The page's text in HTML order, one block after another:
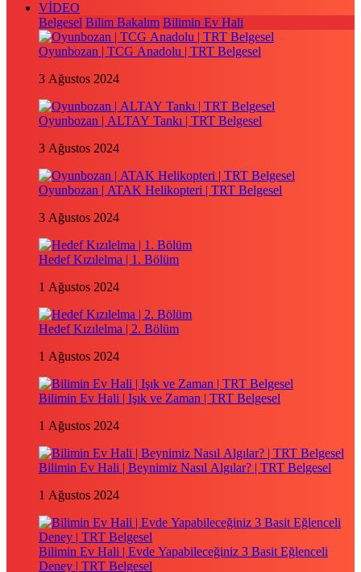
VİDEO
Belgesel Bilim Bakalım Bilimin Ev Hali
Oyunbozan | TCG Anadolu | TRT Belgesel
3 Ağustos 2024
Oyunbozan | ALTAY Tankı | TRT Belgesel
3 Ağustos 2024
Oyunbozan | ATAK Helikopteri | TRT Belgesel
3 Ağustos 2024
Hedef Kızılelma | 1. Bölüm
1 Ağustos 2024
Hedef Kızılelma | 2. Bölüm
1 Ağustos 2024
Bilimin Ev Hali | Işık ve Zaman | TRT Belgesel
1 Ağustos 2024
Bilimin Ev Hali | Beynimiz Nasıl Algılar? | TRT Belgesel
1 Ağustos 2024
Bilimin Ev Hali | Evde Yapabileceğiniz 3 Basit Eğlenceli
Deney | TRT Belgesel